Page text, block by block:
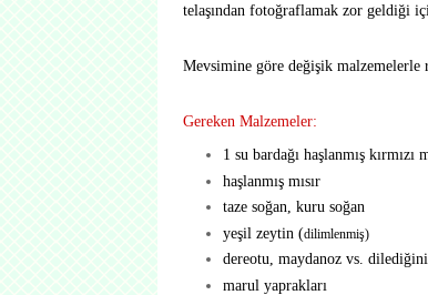
telaşından fotoğraflamak zor geldiği
Mevsimine göre değişik
Gereken Malzemeler:
1 su bardağı haşlanmış kırmızı
haşlanmış mısır
taze soğan, kuru soğan
yeşil zeytin (dilimlenmiş)
dereotu, maydanoz vs.
marul yaprakları